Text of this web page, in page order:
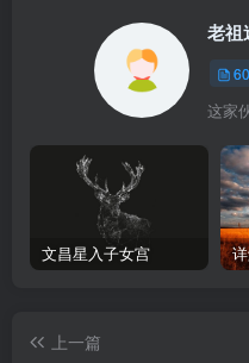
老祖
60
这家
文昌星入子女宫
上一篇